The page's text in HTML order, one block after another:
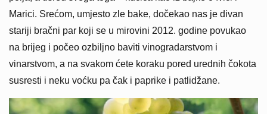
Marici. Srećom, umjesto zle bake, dočekao nas je divan
stariji bračni par koji se u mirovini 2012. godine povukao
na brijeg i počeo ozbiljno baviti vinogradarstvom i
vinarstvom, a na svakom ćete koraku pored urednih čokota
susresti i neku voćku pa čak i paprike i patlidžane.